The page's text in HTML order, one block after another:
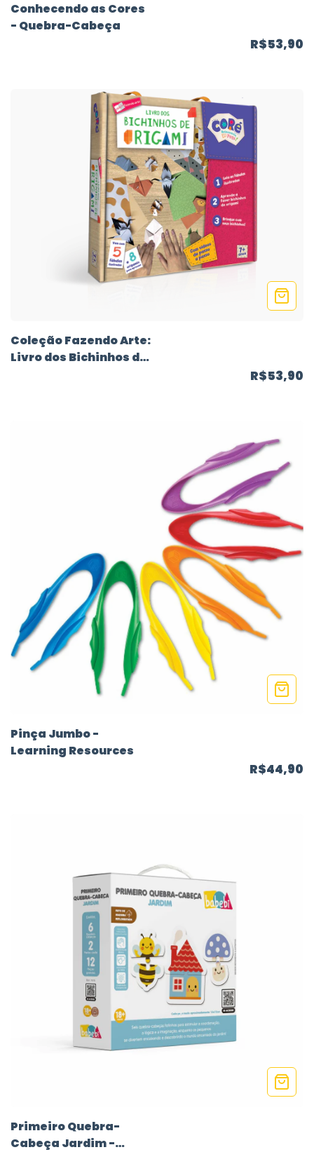
Conhecendo as Cores
- Quebra-Cabeça
R$53,90
Coleção Fazendo Arte:
Livro dos Bichinhos de
R$53,90
Pinça Jumbo -
Learning Resources
R$44,90
Primeiro Quebra-
Cabeça Jardim -